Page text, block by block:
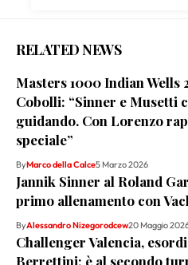
RELATED NEWS
Masters 1000 Indian Wells
Cobolli: “Sinner e Musetti
guidando. Con Lorenzo
speciale”
ByMarco della Calce5 Marzo 2026
Jannik Sinner al Roland
primo allenamento con
ByAlessandro Nizegorodcew20 Maggio
Challenger Valencia,
Berrettini: è al secondo